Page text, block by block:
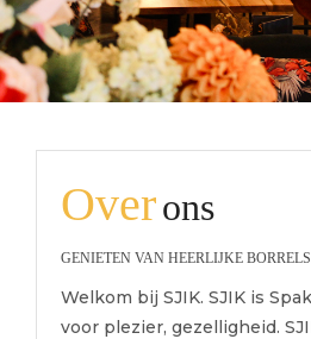
Overons
GENIETEN VAN HEERLIJKE
Welkom bij SJIK. SJIK is
voor plezier, gezelligheid.